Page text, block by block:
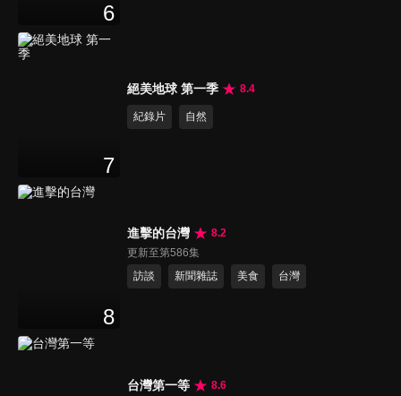
6
7
絕美地球 第一季 8.4
紀錄片 自然
8
進擊的台灣
8.2
更新至第586集
訪談
新聞雜誌 美食 台灣
台灣第一等
8.6